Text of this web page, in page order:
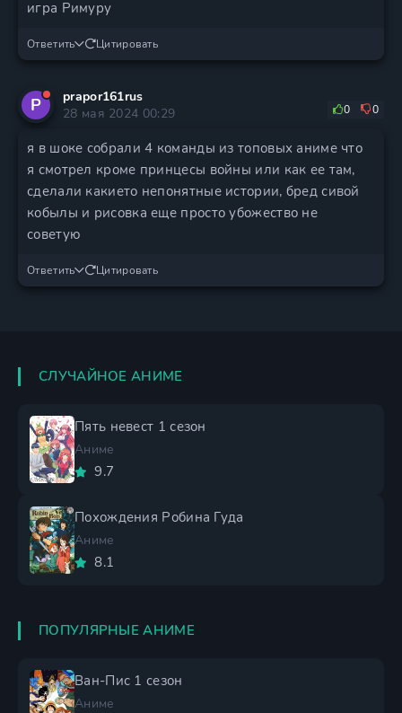
игра Римуру
Ответить Цитировать
P
prapor161rus
28 мая 2024 00:29
0 0
я в шоке собрали 4 команды из топовых аниме что
я смотрел кроме принцесы войны или как ее там,
сделали какието непонятные истории, бред сивой
кобылы и рисовка еще просто убожество не
советую
Ответить Цитировать
СЛУЧАЙНОЕ АНИМЕ
Пять невест 1 сезон
Аниме
9.7
Похождения Робина Гуда
Аниме
8.1
ПОПУЛЯРНЫЕ АНИМЕ
Ван-Пис 1 сезон
Аниме